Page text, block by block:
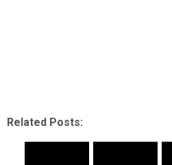
Related Posts: